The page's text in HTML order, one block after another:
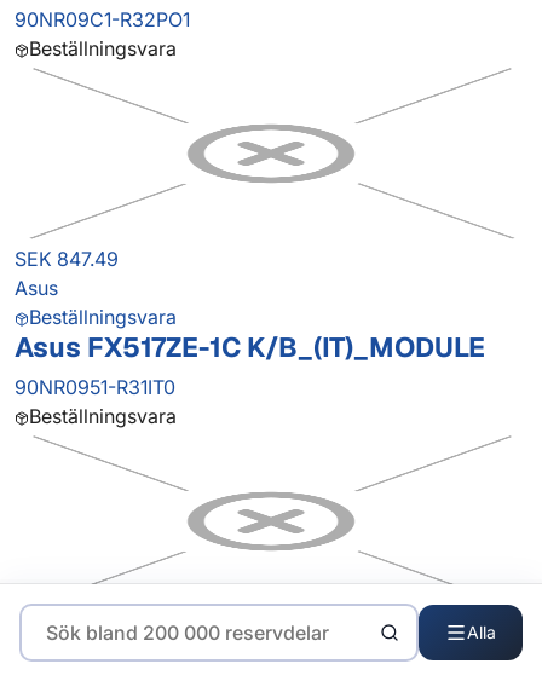
Alla
90NR09C1-R32PO1
Beställningsvara
SEK 847.49
Asus
Beställningsvara
Asus FX517ZE-1C K/B_(IT)_MODULE
90NR0951-R31IT0
Beställningsvara
SEK 1,235.54
Asus